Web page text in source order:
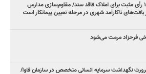
صدور ۱۵۱۷ رأی مثبت برای املاک فاقد سند/ مقاوم‌سازی مدارس
ناکارآمد شهری در مرحله تعیین پیمانکار است
فرحزاد مرمت می‌شود
نگهداشت سرمایه انسانی متخصص در سازمان فاوا/